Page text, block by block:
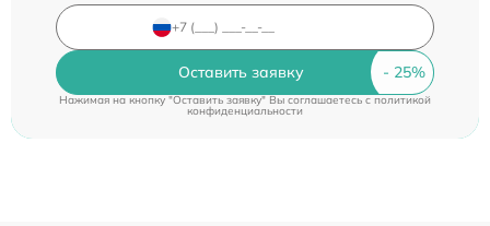
Оставить заявку
Нажимая на кнопку "Оставить заявку" Вы соглашаетесь cполитикой
конфиденциальности